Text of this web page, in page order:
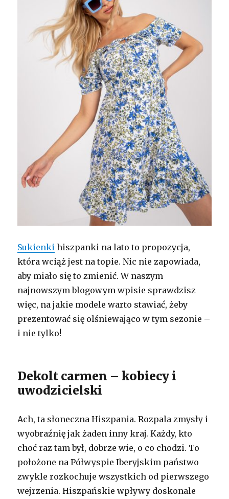
Sukienki hiszpanki na lato to propozycja,
która wciąż jest na topie. Nic nie zapowiada,
aby miało się to zmienić. W naszym
najnowszym blogowym wpisie sprawdzisz
więc, na jakie modele warto stawiać, żeby
prezentować się olśniewająco w tym sezonie –
i nie tylko!
Dekolt carmen – kobiecy i
uwodzicielski
Ach, ta słoneczna Hiszpania. Rozpala zmysły i
wyobraźnię jak żaden inny kraj. Każdy, kto
choć raz tam był, dobrze wie, o co chodzi. To
położone na Półwyspie Iberyjskim państwo
zwykle rozkochuje wszystkich od pierwszego
wejrzenia. Hiszpańskie wpływy doskonale